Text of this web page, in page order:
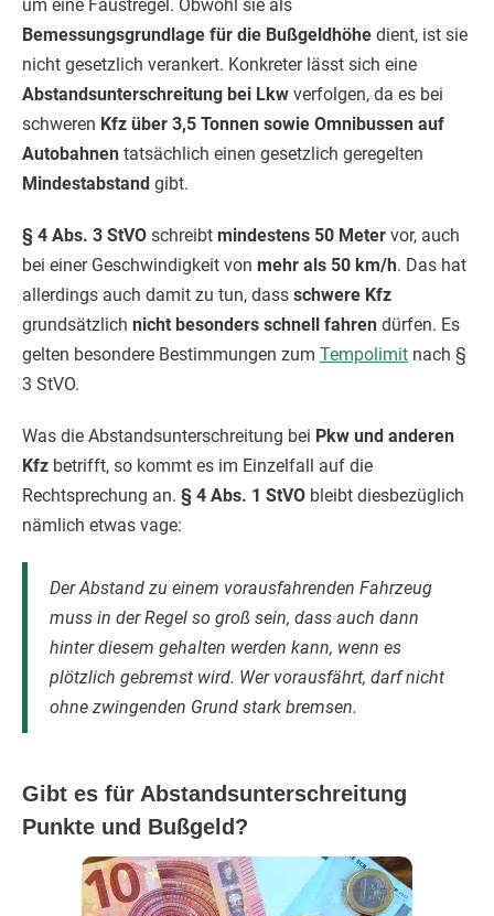
um eine Faustregel. Obwohl sie als
Bemessungsgrundlage für die Bußgeldhöhe dient, ist sie
nicht gesetzlich verankert. Konkreter lässt sich eine
Abstandsunterschreitung bei Lkw verfolgen, da es bei
schweren Kfz über 3,5 Tonnen sowie Omnibussen auf
Autobahnen tatsächlich einen gesetzlich geregelten
Mindestabstand gibt.
§ 4 Abs. 3 StVO schreibt mindestens 50 Meter vor, auch
bei einer Geschwindigkeit von mehr als 50 km/h. Das hat
allerdings auch damit zu tun, dass schwere Kfz
grundsätzlich nicht besonders schnell fahren dürfen. Es
gelten besondere Bestimmungen zum Tempolimit nach §
3 StVO.
Was die Abstandsunterschreitung bei Pkw und anderen
Kfz betrifft, so kommt es im Einzelfall auf die
Rechtsprechung an. § 4 Abs. 1 StVO bleibt diesbezüglich
nämlich etwas vage:
Der Abstand zu einem vorausfahrenden Fahrzeug
muss in der Regel so groß sein, dass auch dann
hinter diesem gehalten werden kann, wenn es
plötzlich gebremst wird. Wer vorausfährt, darf nicht
ohne zwingenden Grund stark bremsen.
Gibt es für Abstandsunterschreitung
Punkte und Bußgeld?